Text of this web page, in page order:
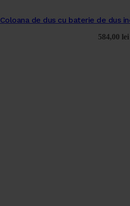
Coloana de dus cu baterie de dus
584,00 lei